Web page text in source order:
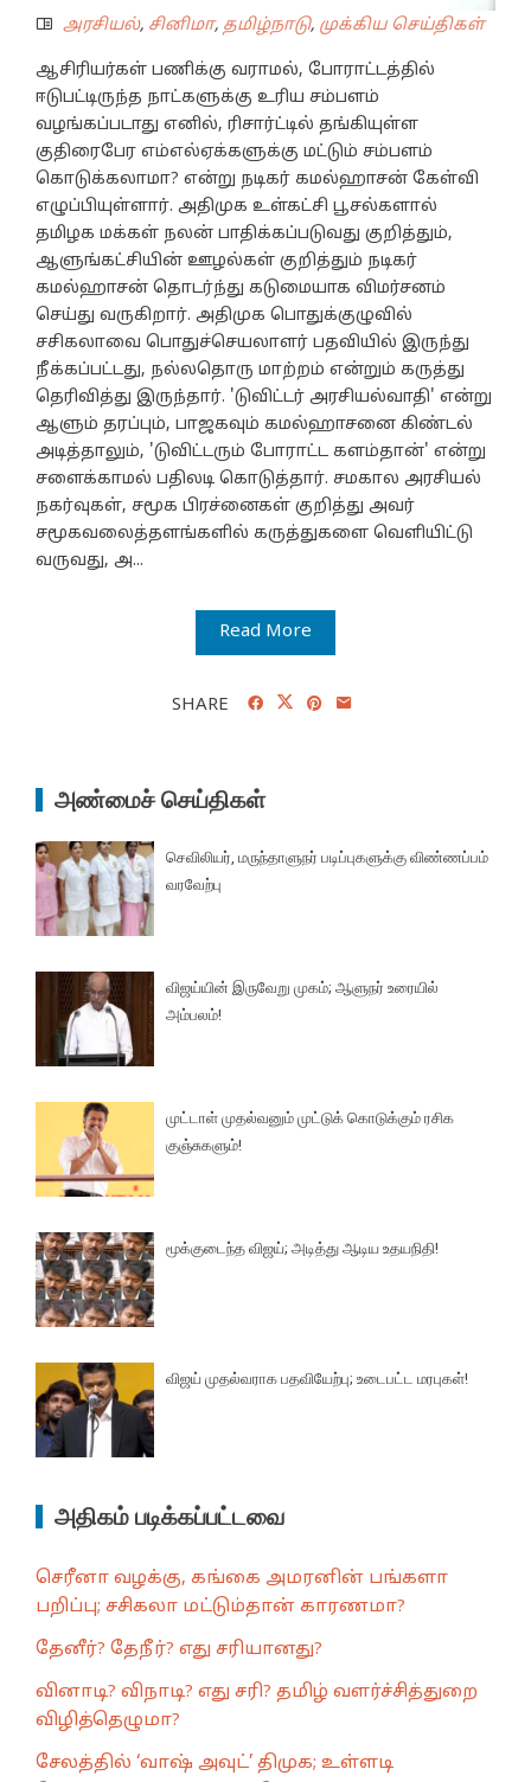
அரசியல், சினிமா, தமிழ்நாடு, முக்கிய செய்திகள்
ஆசிரியர்கள் பணிக்கு வராமல், போராட்டத்தில்
ஈடுபட்டிருந்த நாட்களுக்கு உரிய சம்பளம்
வழங்கப்படாது எனில், ரிசார்ட்டில் தங்கியுள்ள
குதிரைபேர எம்எல்ஏக்களுக்கு மட்டும் சம்பளம்
கொடுக்கலாமா? என்று நடிகர் கமல்ஹாசன் கேள்வி
எழுப்பியுள்ளார். அதிமுக உள்கட்சி பூசல்களால்
தமிழக மக்கள் நலன் பாதிக்கப்படுவது குறித்தும்,
ஆளுங்கட்சியின் ஊழல்கள் குறித்தும் நடிகர்
கமல்ஹாசன் தொடர்ந்து கடுமையாக விமர்சனம்
செய்து வருகிறார். அதிமுக பொதுக்குழுவில்
சசிகலாவை பொதுச்செயலாளர் பதவியில் இருந்து
நீக்கப்பட்டது, நல்லதொரு மாற்றம் என்றும் கருத்து
தெரிவித்து இருந்தார். 'டுவிட்டர் அரசியல்வாதி' என்று
ஆளும் தரப்பும், பாஜகவும் கமல்ஹாசனை கிண்டல்
அடித்தாலும், 'டுவிட்டரும் போராட்ட களம்தான்' என்று
சளைக்காமல் பதிலடி கொடுத்தார். சமகால அரசியல்
நகர்வுகள், சமூக பிரச்னைகள் குறித்து அவர்
சமூகவலைத்தளங்களில் கருத்துகளை வெளியிட்டு
வருவது, அ...
Read More
SHARE
அண்மைச் செய்திகள்
செவிலியர், மருந்தாளுநர் படிப்புகளுக்கு விண்ணப்பம்
வரவேற்பு
விஜய்யின் இருவேறு முகம்; ஆளுநர் உரையில்
அம்பலம்!
முட்டாள் முதல்வனும் முட்டுக் கொடுக்கும் ரசிக
குஞ்சுகளும்!
மூக்குடைந்த விஜய்; அடித்து ஆடிய உதயநிதி!
விஜய் முதல்வராக பதவியேற்பு; உடைபட்ட மரபுகள்!
அதிகம் படிக்கப்பட்டவை
செரீனா வழக்கு, கங்கை அமரனின் பங்களா
பறிப்பு; சசிகலா மட்டும்தான் காரணமா?
தேனீர்? தேநீர்? எது சரியானது?
வினாடி? விநாடி? எது சரி? தமிழ் வளர்ச்சித்துறை
விழித்தெழுமா?
சேலத்தில் ‘வாஷ் அவுட்’ திமுக; உள்ளடி